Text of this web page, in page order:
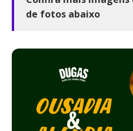
de fotos abaixo